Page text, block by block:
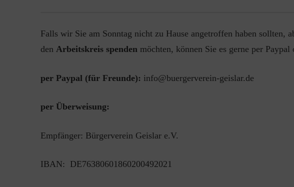
Falls wir Sie am Sonntag nicht zu Hause angetroffen haben sollten,
den Arbeitskreis spendenmöchten, können Sie es gerne per Paypal
per Paypal (für Freunde): info@buergerverein-geislar.de
per Überweisung:
Empfänger: Bürgerverein Geislar e.V.
IBAN: DE76380601860200492021